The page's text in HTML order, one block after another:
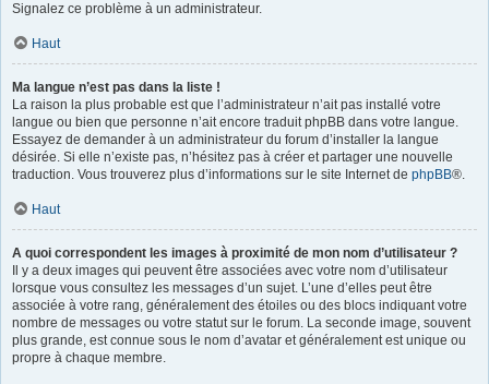
Signalez ce problème à un administrateur.
Haut
Ma langue n’est pas dans la liste !
La raison la plus probable est que l’administrateur n’ait pas installé votre
langue ou bien que personne n’ait encore traduit phpBB dans votre langue.
Essayez de demander à un administrateur du forum d’installer la langue
désirée. Si elle n’existe pas, n’hésitez pas à créer et partager une nouvelle
traduction. Vous trouverez plus d’informations sur le site Internet de phpBB®.
Haut
A quoi correspondent les images à proximité de mon nom d’utilisateur ?
Il y a deux images qui peuvent être associées avec votre nom d’utilisateur
lorsque vous consultez les messages d’un sujet. L’une d’elles peut être
associée à votre rang, généralement des étoiles ou des blocs indiquant votre
nombre de messages ou votre statut sur le forum. La seconde image, souvent
plus grande, est connue sous le nom d’avatar et généralement est unique ou
propre à chaque membre.